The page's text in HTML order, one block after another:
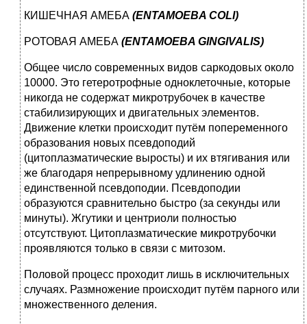
КИШЕЧНАЯ АМЕБА (ENTAMOEBA COLI)
РОТОВАЯ АМЕБА (ENTAMOEBA GINGIVALIS)
Общее число современных видов саркодовых около
10000. Это гетеротрофные одноклеточные, которые
никогда не содержат микротрубочек в качестве
стабилизирующих и двигательных элементов.
Движение клетки происходит путём попеременного
образования новых псевдоподий
(цитоплазматические выросты) и их втягивания или
же благодаря непрерывному удлинению одной
единственной псевдоподии. Псевдоподии
образуются сравнительно быстро (за секунды или
минуты). Жгутики и центриоли полностью
отсутствуют. Цитоплазматические микротрубочки
проявляются только в связи с митозом.
Половой процесс проходит лишь в исключительных
случаях. Размножение происходит путём парного или
множественного деления.